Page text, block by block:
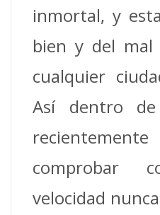
inmortal, y
bien y del mal
cualquier
Así dentro
comprobar
velocidad